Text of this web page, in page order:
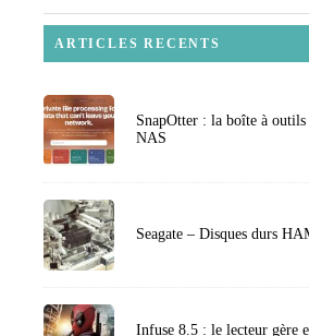
ARTICLES RECENTS
SnapOtter : la boîte à
NAS
Seagate – Disques durs
Infuse 8.5 : le lecteur gère